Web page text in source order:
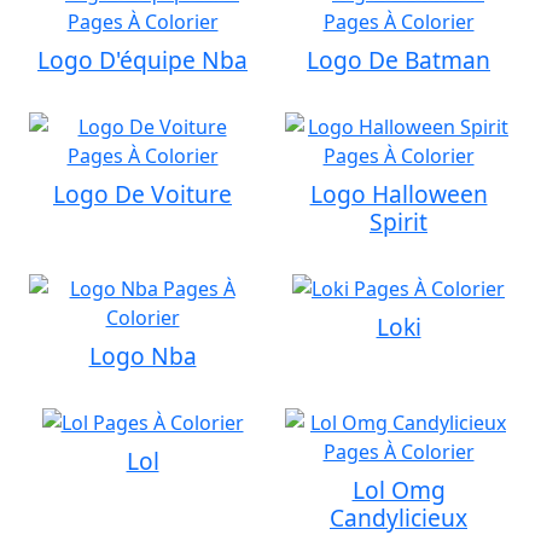
Logo D'équipe Nba Logo De Batman
Logo De Voiture
Logo Halloween
Spirit
Logo Nba
Loki
Lol
Lol Omg
Candylicieux